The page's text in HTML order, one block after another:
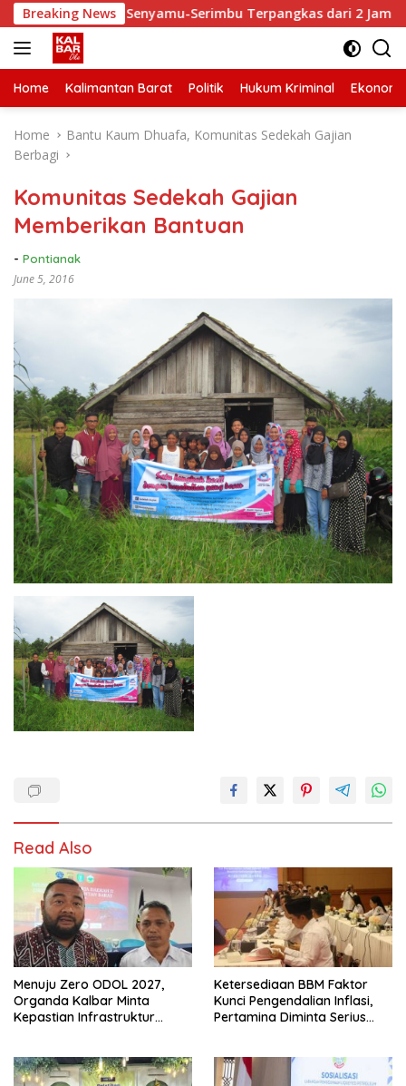
Skip
to
content
Breaking News
Tempuh Senyamu-Serimbu Terpangkas dari 2 Jam Jadi 20
Home Kalimantan Barat Politik Hukum Kriminal Ekonomi
Home
Bantu Kaum Dhuafa, Komunitas Sedekah Gajian
Berbagi
Komunitas Sedekah Gajian
Memberikan Bantuan
- Pontianak
June 5, 2016
Read Also
Menuju Zero ODOL 2027,
Organda Kalbar Minta
Kepastian Infrastruktur
Ketersediaan BBM Faktor
Kunci Pengendalian Inflasi,
Pertamina Diminta Serius